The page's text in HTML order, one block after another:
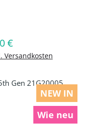
Preis:
€
Versandkosten
NEW IN
Wie neu